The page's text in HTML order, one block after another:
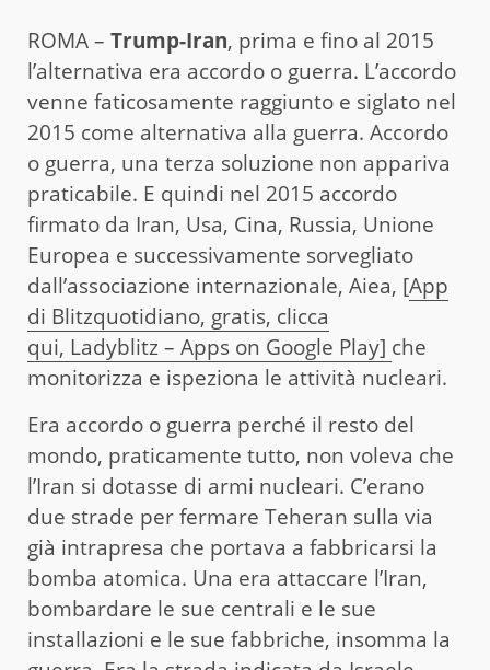
ROMA – Trump-Iran, prima e fino al 2015
l’alternativa era accordo o guerra. L’accordo
venne faticosamente raggiunto e siglato nel
2015 come alternativa alla guerra. Accordo
o guerra, una terza soluzione non appariva
praticabile. E quindi nel 2015 accordo
firmato da Iran, Usa, Cina, Russia, Unione
Europea e successivamente sorvegliato
dall’associazione internazionale, Aiea, [App
di Blitzquotidiano, gratis, clicca
qui, Ladyblitz – Apps on Google Play] che
monitorizza e ispeziona le attività nucleari.
Era accordo o guerra perché il resto del
mondo, praticamente tutto, non voleva che
l’Iran si dotasse di armi nucleari. C’erano
due strade per fermare Teheran sulla via
già intrapresa che portava a fabbricarsi la
bomba atomica. Una era attaccare l’Iran,
bombardare le sue centrali e le sue
installazioni e le sue fabbriche, insomma la